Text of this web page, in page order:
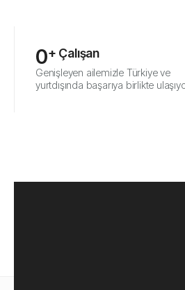
Genişleyen ailemizle Türkiye ve
yurtdışında başarıya birlikte
0+ Çalışan